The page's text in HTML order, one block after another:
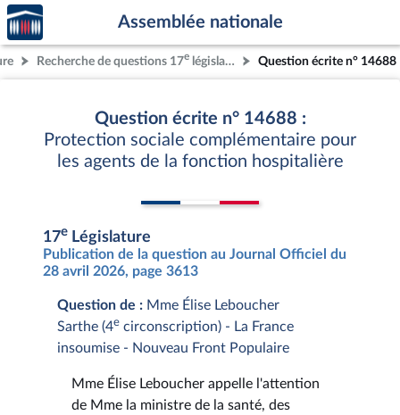
Aller au contenu
Aller en bas de la page
Accèder
à la
page
d'accueil
Assemblée nationale
Recherche de questions 17e législature Question écrite n° 14688
Question écrite n° 14688 :
Protection sociale complémentaire pour
les agents de la fonction hospitalière
17e Législature
Publication de la question au Journal Officiel du
28 avril 2026, page 3613
Question de : Mme Élise Leboucher
Sarthe (4e circonscription) - La France
insoumise - Nouveau Front Populaire
Mme Élise Leboucher appelle l'attention
de Mme la ministre de la santé, des